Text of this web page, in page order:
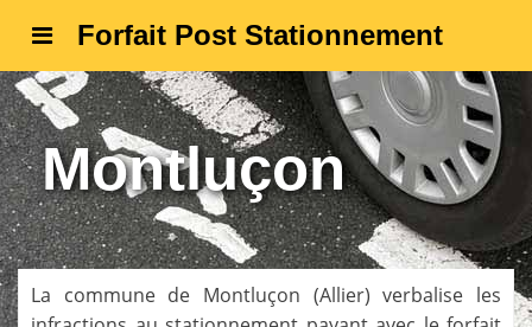
Forfait Post Stationnement
Montluçon
La commune de Montluçon (Allier) verbalise les